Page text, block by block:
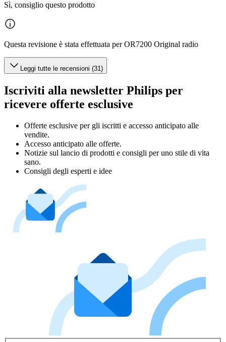
Sì, consiglio questo prodotto
Questa revisione è stata effettuata per OR7200 Original radio
Leggi tutte le recensioni (31)
Iscriviti alla newsletter Philips per
ricevere offerte esclusive
Offerte esclusive per gli iscritti e accesso anticipato alle
vendite.
Accesso anticipato alle offerte.
Notizie sul lancio di prodotti e consigli per uno stile di vita
sano.
Consigli degli esperti e idee